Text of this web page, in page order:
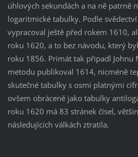
úhlových sekundách a na ně patrně
logaritmické tabulky. Podle
vypracoval ještě před rokem 1610,
roku 1620, a to bez návodu, který
roku 1856. Primát tak připadl Johnu
metodu publikoval 1614, nicméně
skutečné tabulky s osmi platnými
ovšem obráceně jako tabulky
roku 1620 má 83 stránek čísel,
následujících válkách ztratila.